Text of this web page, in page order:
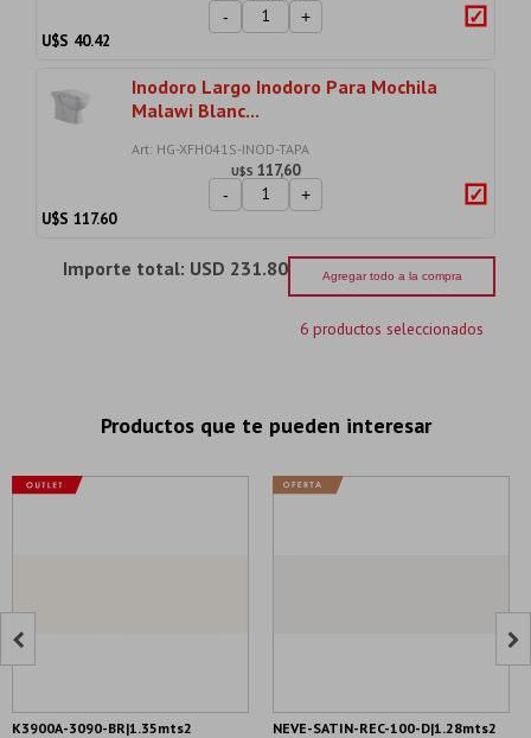
- +
U$S 40.42
Inodoro Largo Inodoro Para Mochila
Malawi Blanc...
Art: HG-XFH041S-INOD-TAPA
U$S 117,60
- +
U$S 117.60
Importe total: USD 231.80 Agregar todo a la compra
6 productos seleccionados
Productos que te pueden interesar
K3900A-3090-BR|1.35mts2 NEVE-SATIN-REC-100-D|1.28mts2
 